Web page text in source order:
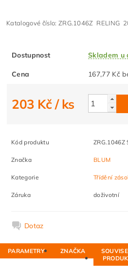
Katalogové číslo: ZRG.1046Z RELING
Dostupnost Skladem u
Cena
203 Kč/ ks
Kód produktu ZRG.1046Z
Značka BLUM
Kategorie Třídění
Záruka doživotní
Dotaz
PARAMETRY ZNAČKA